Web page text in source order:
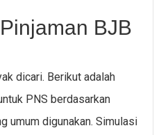
BJB
dicari. Berikut adalah
PNS berdasarkan
umum digunakan. Simulasi